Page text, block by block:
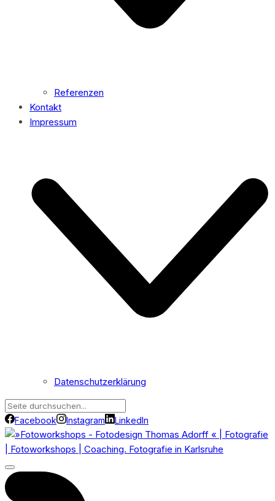
Referenzen
Kontakt
Impressum
Datenschutzerklärung
Facebook Instagram LinkedIn